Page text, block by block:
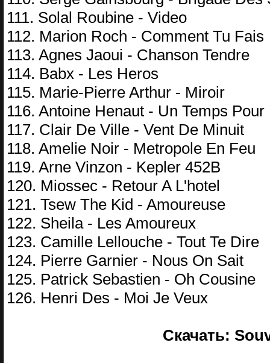
111. Solal Roubine - Video
112. Marion Roch - Comment Tu Fais
113. Agnes Jaoui - Chanson Tendre
114. Babx - Les Heros
115. Marie-Pierre Arthur - Miroir
116. Antoine Henaut - Un Temps Pour
117. Clair De Ville - Vent De Minuit
118. Amelie Noir - Metropole En Feu
119. Arne Vinzon - Kepler 452B
120. Miossec - Retour A L'hotel
121. Tsew The Kid - Amoureuse
122. Sheila - Les Amoureux
123. Camille Lellouche - Tout Te Dire
124. Pierre Garnier - Nous On Sait
125. Patrick Sebastien - Oh Cousine
126. Henri Des - Moi Je Veux
Скачать: